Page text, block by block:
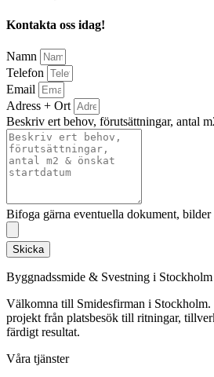
Kontakta oss idag!
Namn
Telefon
Email
Adress + Ort
Beskriv ert behov, förutsättningar, antal
Bifoga gärna eventuella dokument,
Skicka
Byggnadssmide & Svestning i Stockholm
Välkomna till Smidesfirman i
projekt från platsbesök till ritningar,
färdigt resultat.
Våra tjänster